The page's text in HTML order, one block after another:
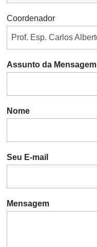
Coordenador
Assunto da Mensagem
Nome
Seu E-mail
Mensagem